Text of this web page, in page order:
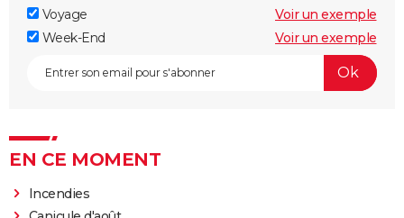
Voyage
Voir un exemple
Week-End
Voir un exemple
EN CE MOMENT
Incendies